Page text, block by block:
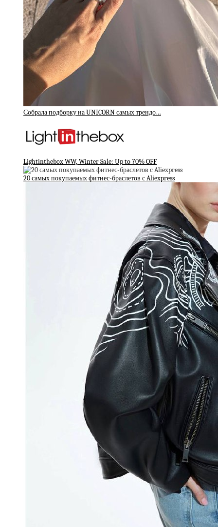
Собрала подборку на UNICORN самых трендо…
Lightinthebox WW, Winter Sale: Up to 70% OFF
20 самых покупаемых фитнес-браслетов с Aliexpress